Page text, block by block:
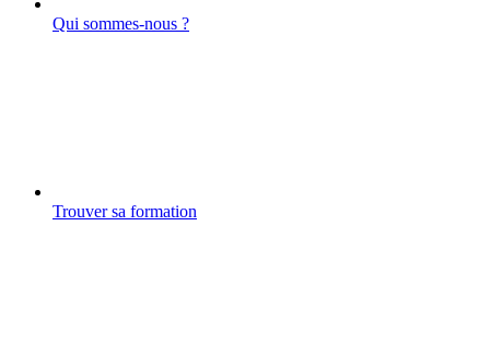
Qui sommes-nous ?
Trouver sa formation